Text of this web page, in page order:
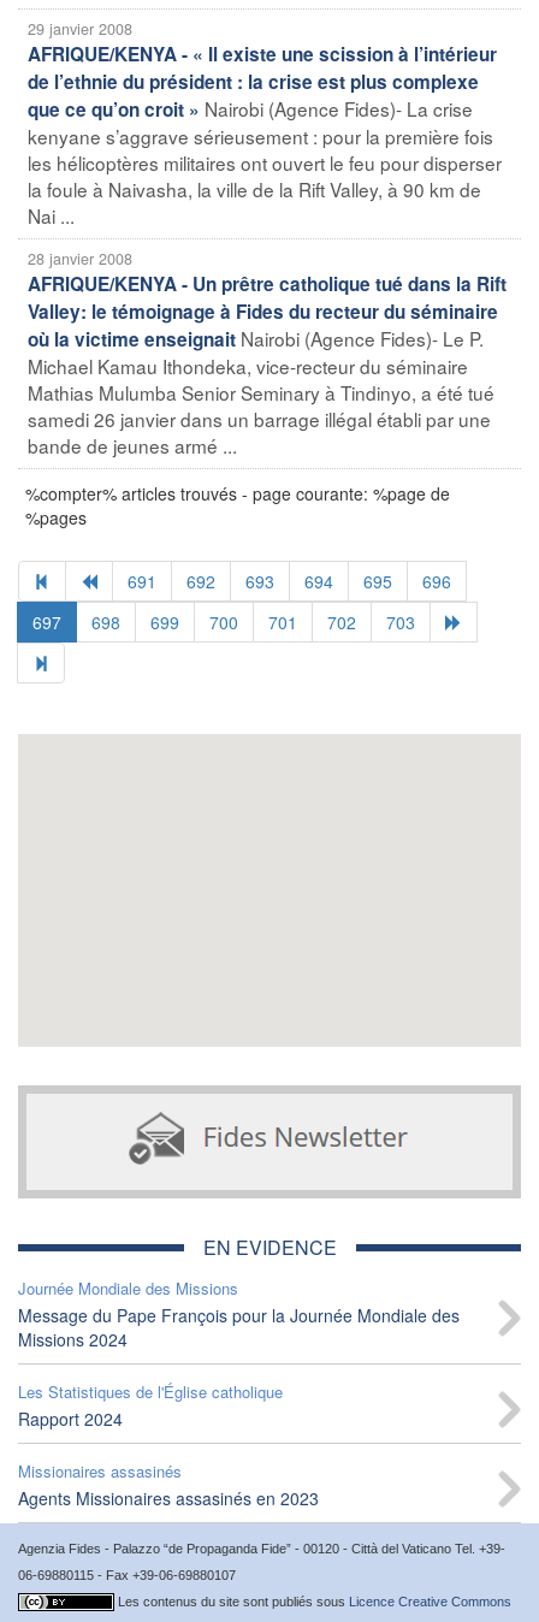
29 janvier 2008
AFRIQUE/KENYA - « Il existe une scission à l’intérieur
de l’ethnie du président : la crise est plus complexe
que ce qu’on croit » Nairobi (Agence Fides)- La crise
kenyane s’aggrave sérieusement : pour la première fois
les hélicoptères militaires ont ouvert le feu pour disperser
la foule à Naivasha, la ville de la Rift Valley, à 90 km de
Nai ...
28 janvier 2008
AFRIQUE/KENYA - Un prêtre catholique tué dans la Rift
Valley: le témoignage à Fides du recteur du séminaire
où la victime enseignait Nairobi (Agence Fides)- Le P.
Michael Kamau Ithondeka, vice-recteur du séminaire
Mathias Mulumba Senior Seminary à Tindinyo, a été tué
samedi 26 janvier dans un barrage illégal établi par une
bande de jeunes armé ...
%compter% articles trouvés - page courante: %page de
%pages
691 692 693 694 695
696
697
698 699 700 701 702 703
EN EVIDENCE
Journée Mondiale des Missions
Message du Pape François pour la Journée Mondiale des
Missions 2024
Les Statistiques de l'Église catholique
Rapport 2024
Missionaires assasinés
Agents Missionaires assasinés en 2023
Agenzia Fides - Palazzo “de Propaganda Fide” - 00120 - Città del Vaticano Tel. +39-
06-69880115 - Fax +39-06-69880107
Les contenus du site sont publiés sous Licence Creative Commons